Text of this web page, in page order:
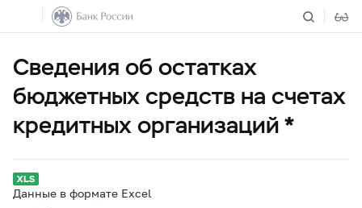
Сведения об остатках
бюджетных средств на счетах
кредитных организаций *
Данные в формате Excel